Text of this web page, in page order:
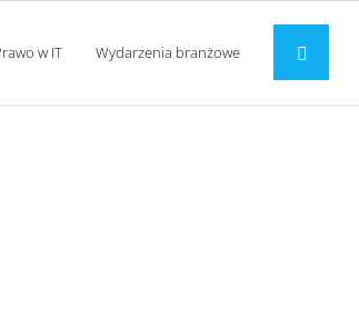
w IT Wydarzenia branżowe